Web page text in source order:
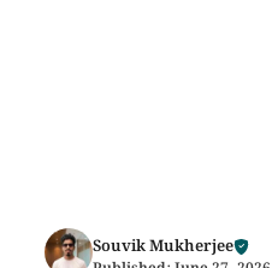
Souvik Mukherjee